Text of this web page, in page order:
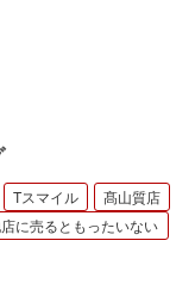
Tスマイル
髙山質店
に売るともったいない